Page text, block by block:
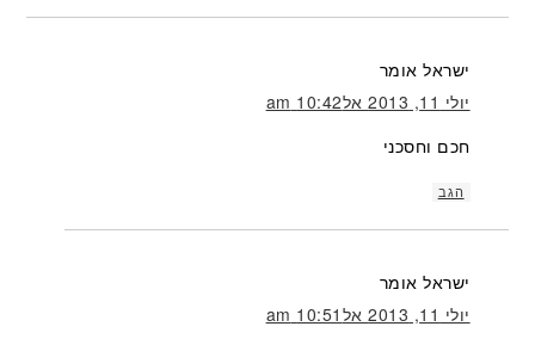
ישראל אומר
יולי 11, 2013 אל10:42 am
חכם וחסכני
הגב
ישראל אומר
יולי 11, 2013 אל10:51 am